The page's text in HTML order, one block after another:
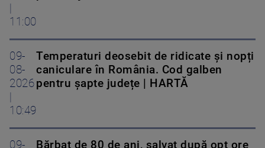
11:00
09-
08-
2026
10:49
Temperaturi deosebit de ridicate și nopți
caniculare în România. Cod galben
pentru șapte județe | HARTĂ
09-
Bărbat de 80 de ani, salvat după opt ore